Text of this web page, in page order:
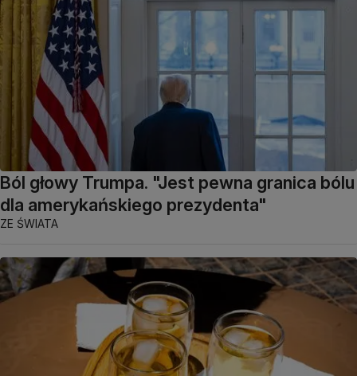
Ból głowy Trumpa. "Jest pewna granica bólu
dla amerykańskiego prezydenta"
ZE ŚWIATA